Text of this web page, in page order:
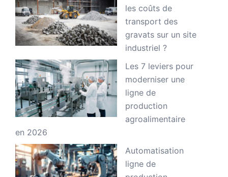
les coûts de
transport des
gravats sur un site
industriel ?
Les 7 leviers pour
moderniser une
ligne de
production
agroalimentaire
en 2026
Automatisation
ligne de